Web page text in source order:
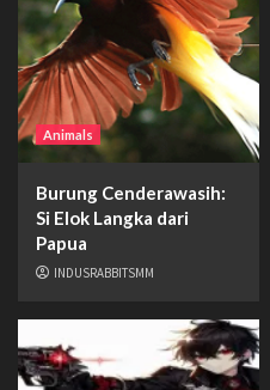
Animals
Burung Cenderawasih:
Si Elok Langka dari
Papua
INDUSRABBITSMM